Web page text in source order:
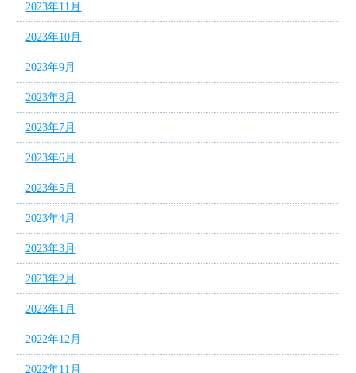
2023年11月
2023年10月
2023年9月
2023年8月
2023年7月
2023年6月
2023年5月
2023年4月
2023年3月
2023年2月
2023年1月
2022年12月
2022年11月